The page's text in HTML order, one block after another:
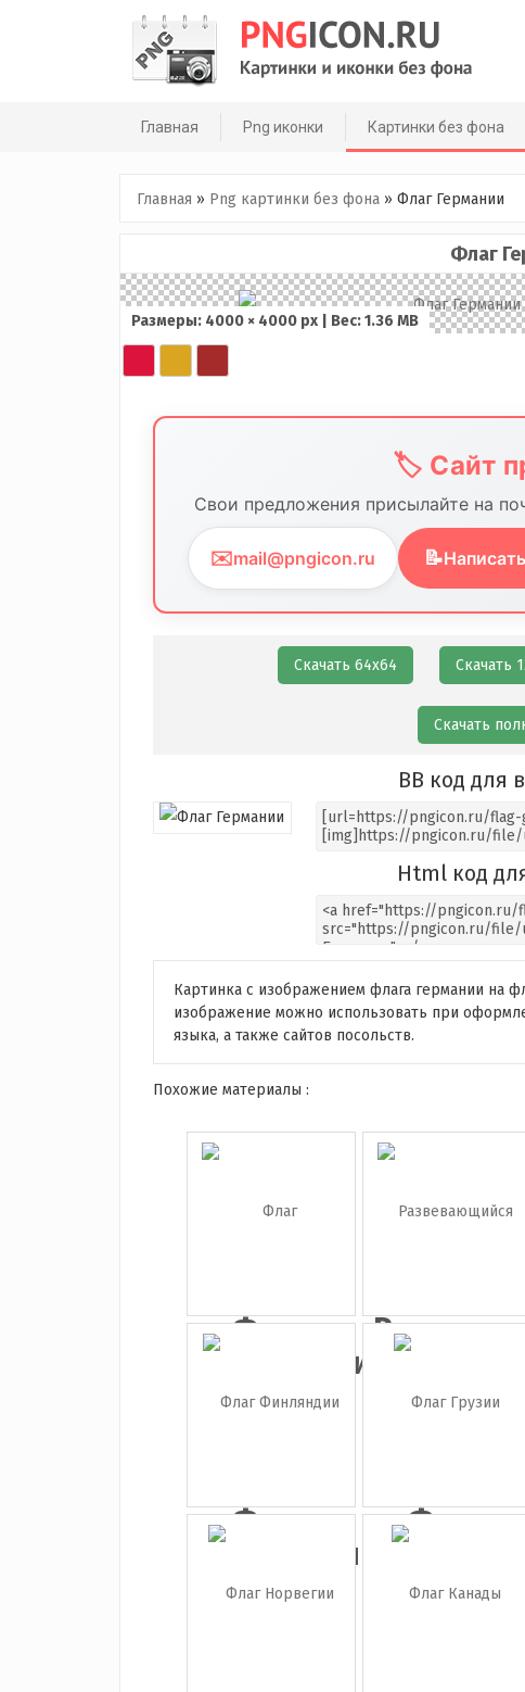
Главная Png иконки Картинки без фона
Главная » Png картинки без фона» Флаг Германии
Флаг
Размеры: 4000 × 4000 px | Вес: 1.36 MB
🏷️ Сайт
Свои предложения присылайте на
✉️mail@pngicon.ru 📝
Скачать 64х64 Скачать
Скачать
BB код для
Html код
Картинка с изображением флага германии на
изображение можно использовать при
языка, а также сайтов посольств.
Похожие материалы :
Флаг
Великобритан...фла...
Флаг
Финляндии
Флаг
Грузии